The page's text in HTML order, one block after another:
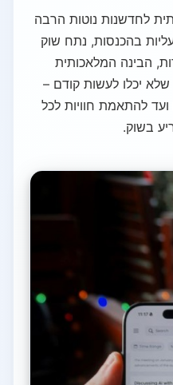
לחדשנות נוטות הרבה
בהכנסות, נתח שוק
הבינה המלאכותית
יכלו לעשות קודם –
להתאמת חוויות לכל
בשוק.